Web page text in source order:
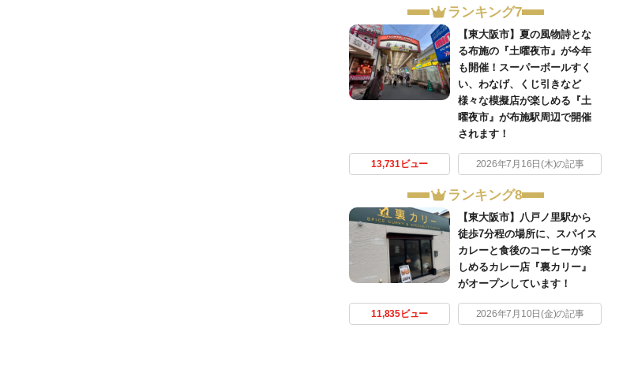
ランキング7
【東大阪市】夏の風物詩とな
る布施の『土曜夜市』が今年
も開催！スーパーボールすく
い、わなげ、くじ引きなど
様々な模擬店が楽しめる『土
曜夜市』が布施駅周辺で開催
されます！
13,731ビュー 2026年7月16日(木)の記事
ランキング8
【東大阪市】八戸ノ里駅から
徒歩7分程の場所に、スパイス
カレーと食後のコーヒーが楽
しめるカレー店『裏カリー』
がオープンしています！
11,835ビュー 2026年7月10日(金)の記事